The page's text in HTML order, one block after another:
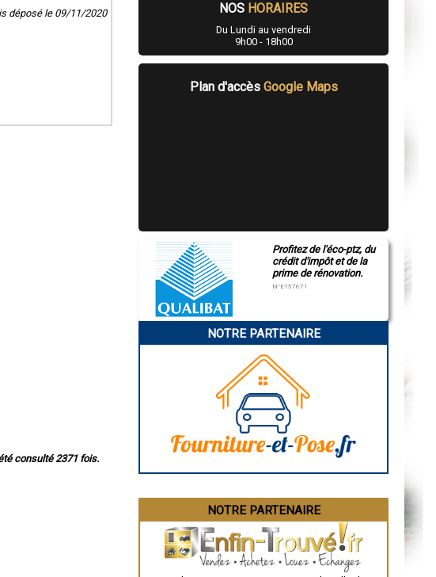
déposé le 09/11/2020
consulté 2371 fois.
NOS HORAIRES
Du Lundi au vendredi
9h00 - 18h00
Plan d'accès Google Maps
Profitez de l'éco-ptz, du
crédit d'impôt et de la
prime de rénovation.
N°E157671
NOTRE PARTENAIRE
NOTRE PARTENAIRE